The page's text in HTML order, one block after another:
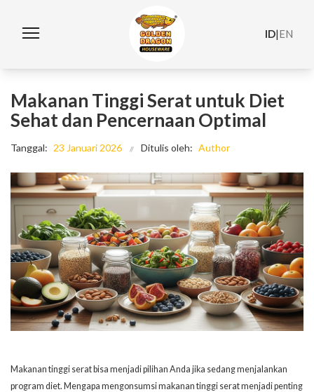
ID|EN
Makanan Tinggi Serat untuk Diet
Sehat dan Pencernaan Optimal
Tanggal: 23 Januari 2026 Ditulis oleh: Author
Makanan tinggi serat bisa menjadi pilihan Anda jika sedang menjalankan
program diet. Mengapa mengonsumsi makanan tinggi serat menjadi penting